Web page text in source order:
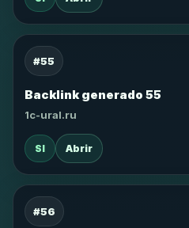
#55
Backlink generado 55
1c-ural.ru
SI Abrir
#56